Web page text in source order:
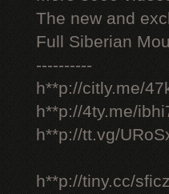
The new and
Full Siberian
----------
h**p://citly.me/
h**p://4ty.me/
h**p://tt.vg/
h**p://tiny.cc/